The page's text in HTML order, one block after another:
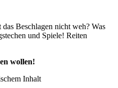
Beschlagen nicht weh? Was
und Spiele! Reiten
wollen!
Inhalt